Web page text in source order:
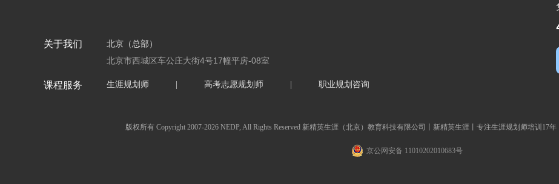
关于我们
北京（总部）
北京市西城区车公庄大街4号17幢平房-08室
课程服务 生涯规划师 高考志愿规划师 职业规划咨询
版权所有 Copyright 2007-2026 NEDP, All Rights Reserved 新精英生涯（北京）教育科技有限公司丨新精英生涯丨专注生涯规划师培训17年
京公网安备 11010202010683号